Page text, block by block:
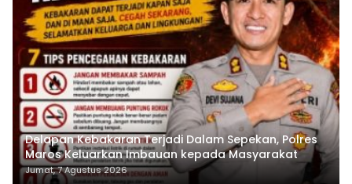
Delapan Kebakaran Terjadi Dalam Sepekan, Polres
Maros Keluarkan Imbauan kepada Masyarakat
Jumat, 7 Agustus 2026